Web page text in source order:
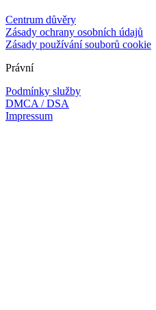
Centrum důvěry
Zásady ochrany osobních údajů
Zásady používání souborů cookie
Právní
Podmínky služby
DMCA / DSA
Impressum